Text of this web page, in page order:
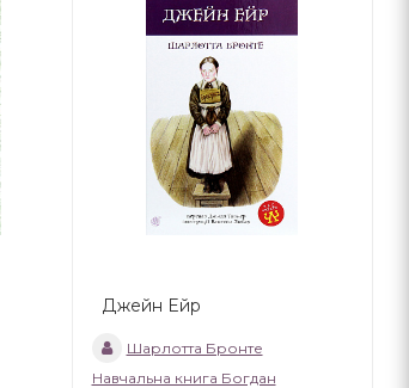
Джейн Ейр
Шарлотта Бронте
Навчальна книга Богдан